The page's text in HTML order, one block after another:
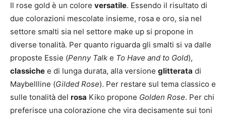
Il rose gold è un colore versatile. Essendo il risultato di
due colorazioni mescolate insieme, rosa e oro, sia nel
settore smalti sia nel settore make up si propone in
diverse tonalità. Per quanto riguarda gli smalti si va dalle
proposte Essie (Penny Talk e To Have and to Gold),
classiche e di lunga durata, alla versione glitterata di
Maybellline (Gilded Rose). Per restare sul tema classico e
sulle tonalità del rosa Kiko propone Golden Rose. Per chi
preferisce una colorazione che vira decisamente sui toni